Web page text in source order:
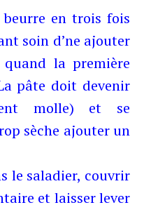
en trois fois
soin d’ne ajouter
la première
pâte doit devenir
molle) et se
sèche ajouter un
le saladier, couvrir
et laisser lever